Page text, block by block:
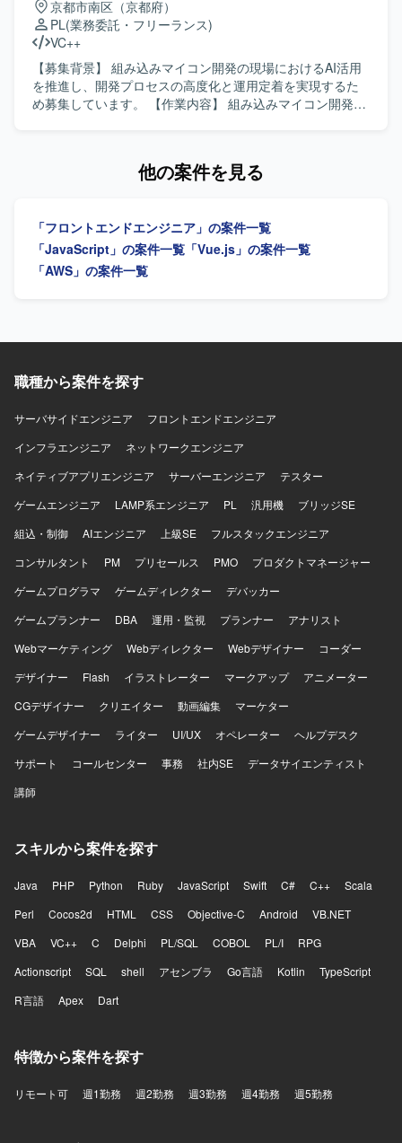
る環境で、AI駆動開発を組織の中核能力として構築してい
くフェーズに参画いただけます。Claude Code Max 20x プ
ランなどの先進的なAIツールを活用しながら、フロントエ
ンドを中心にバックエンドまで横断した技術選定やアーキ
テクチャ設計に関わることができます。AIエージェントを
前提とした開発フローの設計・実践を通じて、開発組織全
AIコーディング支援ツール（Claude Code Max 20x プラン
ィングツールを積極的に活用しながらも、生成物の品質を
自らレビューし、改善を回せる方を求めています。 要件を
構造的に整理し、AIへの指示内容を自ら工夫できる方や、
変化のある環境でも主体的にタスクを進められる方がフィ
ットします。 【ポジションの魅力】 AI駆動開発を中核に据
えた開発プロセスを経験でき、LLMや各種AIツールを用い
グツール（Cursor / Codex / Claude Code 等）、Docker、
京都市南区（京都府）
PL(業務委託・フリーランス)
VC++
【募集背景】 組み込みマイコン開発の現場におけるAI活用
を推進し、開発プロセスの高度化と運用定着を実現するた
め募集しています。 【作業内容】 組み込みマイコン開発に
定着を推進します。あわせて、進捗・課題・品質管理を行
し込み、PoCで終わらせず本番運用まで推進できる方を求
めています。関係者への説明力と資料化力をお持ちの方を
歓迎します。 【ポジションの魅力】 設計から実装、レビュ
ー、テスト・デバッグまでの開発プロセス全体を対象に、
他の案件を見る
「フロントエンドエンジニア」の案件一覧
「JavaScript」の案件一覧 「Vue.js」の案件一覧
「AWS」の案件一覧
職種から案件を探す
サーバサイドエンジニア
フロントエンドエンジニア
インフラエンジニア
ネットワークエンジニア
ネイティブアプリエンジニア
サーバーエンジニア
テスター
ゲームエンジニア
LAMP系エンジニア PL 汎用機
ブリッジSE
組込・制御
AIエンジニア 上級SE
フルスタックエンジニア
コンサルタント
PM プリセールス PMO
プロダクトマネージャー
ゲームプログラマ
ゲームディレクター
デバッカー
ゲームプランナー
DBA 運用・監視 プランナー
アナリスト
Webマーケティング
Webディレクター Webデザイナー
コーダー
デザイナー
Flash イラストレーター マークアップ
アニメーター
CGデザイナー
クリエイター 動画編集
マーケター
ゲームデザイナー
ライター UI/UX オペレーター
ヘルプデスク
サポート
コールセンター 事務 社内SE
データサイエンティスト
講師
スキルから案件を探す
Java PHP Python Ruby JavaScript Swift C# C++
Scala
Perl
Cocos2d HTML CSS Objective-C Android
VB.NET
VBA
VC++ C Delphi PL/SQL COBOL PL/I
RPG
Actionscript
SQL shell アセンブラ Go言語 Kotlin
TypeScript
R言語
Apex Dart
特徴から案件を探す
リモート可 週1勤務 週2勤務 週3勤務 週4勤務 週5勤務